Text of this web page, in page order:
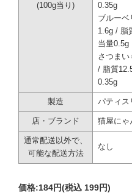
(100g当り)
0.35g
ブルー
1.6g / 脂
当量0.5g
さつま
/ 脂質
0.35g
製造 パティス
店・ブランド 猫屋にゃ
通常配送以外で、
可能な配送方法
なし
価格:184円(税込 199円)